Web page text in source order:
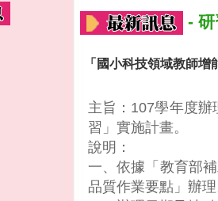
-
「國小科技領域教師
主旨：107學年度
習」實施計畫。
說明：
一、依據「教育部
品質作業要點」辦理